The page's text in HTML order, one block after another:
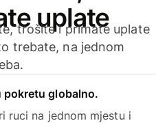
uplate
trošite i primate uplate
trebate, na jednom
pokretu globalno.
ruci na jednom mjestu i